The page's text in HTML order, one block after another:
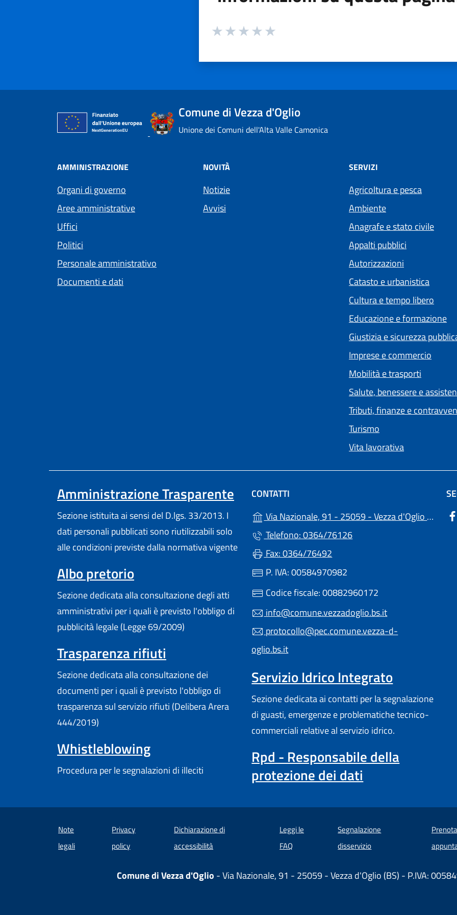
Valuta da 1 a 5 stelle la pagina
Comune di Vezza d'Oglio
Unione dei Comuni dell'Alta Valle Camonica
AMMINISTRAZIONE
Organi di governo
Aree amministrative
Uffici
Politici
Personale amministrativo
Documenti e dati
NOVITÀ
Notizie
Avvisi
SERVIZI
Agricoltura e pesca
Ambiente
Anagrafe e stato civile
Appalti pubblici
Autorizzazioni
Catasto e urbanistica
Cultura e tempo libero
Educazione e formazione
Giustizia e sicurezza
Imprese e commercio
Mobilità e trasporti
Salute, benessere e
Tributi, finanze e
Turismo
Vita lavorativa
Amministrazione Trasparente
Sezione istituita ai sensi del D.lgs. 33/2013. I
dati personali pubblicati sono riutilizzabili solo
alle condizioni previste dalla normativa vigente
Albo pretorio
Sezione dedicata alla consultazione degli atti
amministrativi per i quali è previsto l'obbligo di
pubblicità legale (Legge 69/2009)
Trasparenza rifiuti
Sezione dedicata alla consultazione dei
documenti per i quali è previsto l'obbligo di
trasparenza sul servizio rifiuti (Delibera Arera
444/2019)
Whistleblowing
Procedura per le segnalazioni di illeciti
CONTATTI
Via Nazionale, 91 - 25059 - Vezza d'Oglio (BS)
Telefono: 0364/76126
Fax: 0364/76492
P. IVA: 00584970982
Codice fiscale: 00882960172
info@comune.vezzadoglio.bs.it
protocollo@pec.comune.vezza-d-
oglio.bs.it
Servizio Idrico Integrato
Sezione dedicata ai contatti per la segnalazione
di guasti, emergenze e problematiche tecnico-
commerciali relative al servizio idrico.
Rpd - Responsabile della
protezione dei dati
Note
legali
Privacy
policy
Dichiarazione di
accessibilità (apre in un'altra scheda).
Leggi le
FAQ
Segnalazione
disservizio
Comune di Vezza d'Oglio - Via Nazionale, 91 - 25059 - Vezza d'Oglio (BS) - P.IVA: